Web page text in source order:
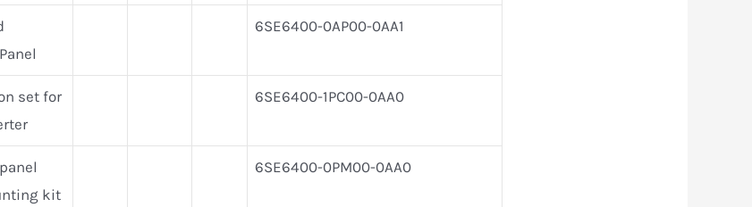
6SE6400-0AP00-0AA1
set for
6SE6400-1PC00-0AA0
kit
6SE6400-0PM00-0AA0